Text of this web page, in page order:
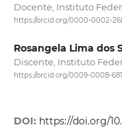
Docente, Instituto
https://orcid.org/0000-0002-
Rosangela Lima dos
Discente, Instituto
https://orcid.org/0009-0008-
DOI: https://doi.org/